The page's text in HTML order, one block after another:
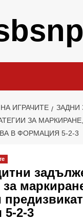
ИГРАЧИТЕ
ЗАДНИ
ЗА
В ФОРМАЦИЯ 5-2-3
за
2-3